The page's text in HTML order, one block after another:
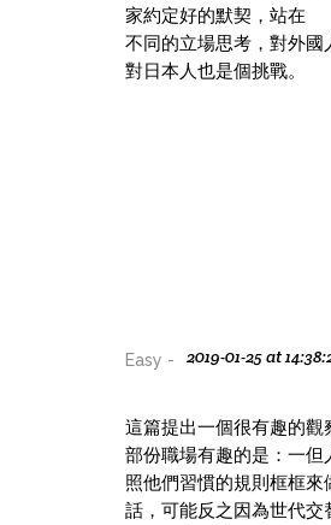
家約定好的默契，站在
不同的立場思考，對外國
對日本人也是個挑戰。
Easy - 2019-01-25 at
這篇提出一個很有趣的觀
部份職場有趣的是：一但
照他們習慣的規則框框來
話，可能反之因為世代交